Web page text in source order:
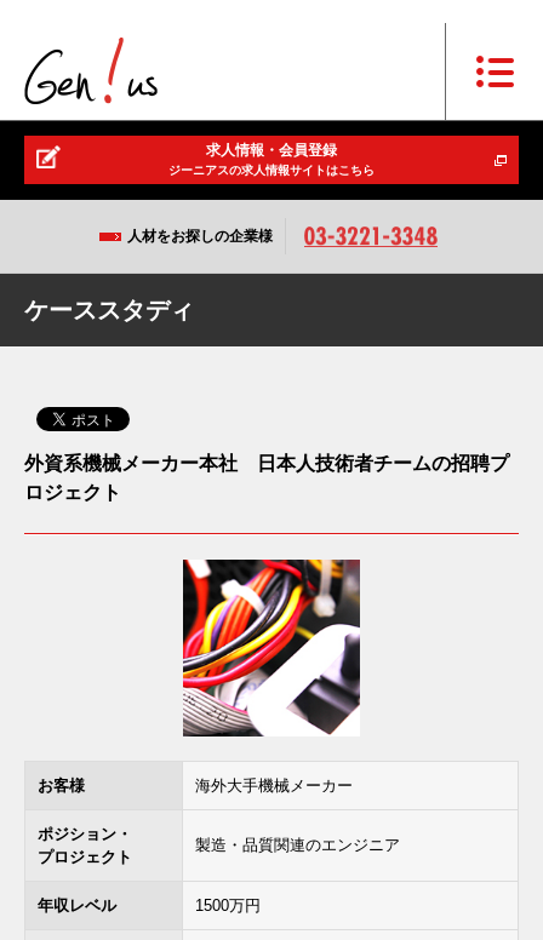
求人情報・会員登録
ジーニアスの求人情報サイトはこちら
人材をお探しの企業様
ケーススタディ
外資系機械メーカー本社 日本人技術者チームの招聘プ
ロジェクト
お客様 海外大手機械メーカー
ポジション・
プロジェクト
製造・品質関連のエンジニア
年収レベル 1500万円